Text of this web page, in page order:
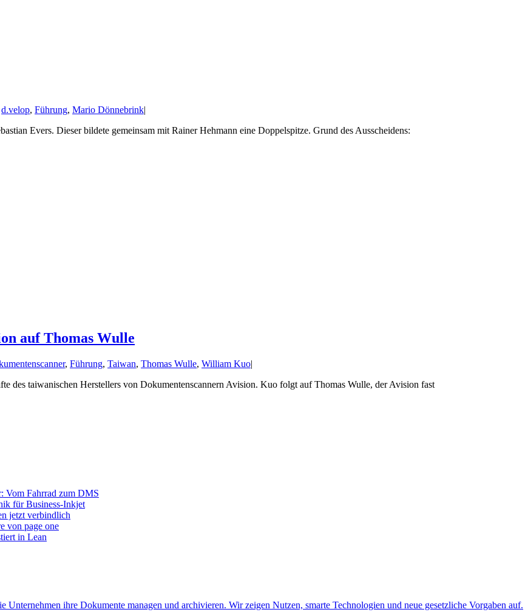
d.velop,Führung,Mario Dönnebrink|
Evers. Dieser bildete gemeinsam mit Rainer Hehmann eine Doppelspitze. Grund des Ausscheidens:
auf Thomas Wulle
,Führung,Taiwan,Thomas Wulle,William Kuo|
des taiwanischen Herstellers von Dokumentenscannern Avision. Kuo folgt auf Thomas Wulle, der Avision fast
Vom Fahrrad zum DMS
für Business-Inkjet
jetzt verbindlich
von page one
in Lean
Unternehmen ihre Dokumente managen und archivieren. Wir zeigen Nutzen, smarte Technologien und neue gesetzliche Vorgaben auf.